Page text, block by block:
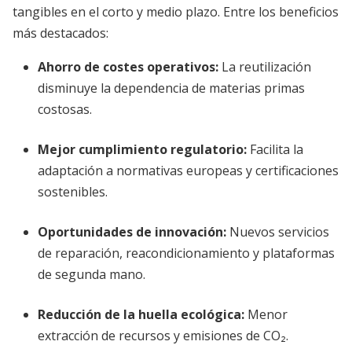
tangibles en el corto y medio plazo. Entre los beneficios
más destacados:
Ahorro de costes operativos: La reutilización
disminuye la dependencia de materias primas
costosas.
Mejor cumplimiento regulatorio: Facilita la
adaptación a normativas europeas y certificaciones
sostenibles.
Oportunidades de innovación: Nuevos servicios
de reparación, reacondicionamiento y plataformas
de segunda mano.
Reducción de la huella ecológica: Menor
extracción de recursos y emisiones de CO₂.